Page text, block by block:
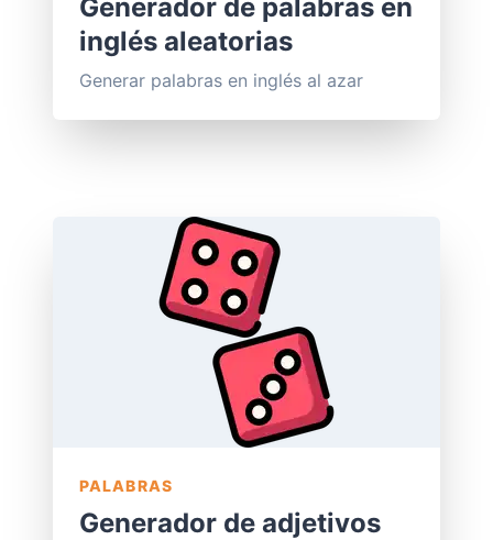
Generador de palabras en
inglés aleatorias
Generar palabras en inglés al azar
PALABRAS
Generador de adjetivos